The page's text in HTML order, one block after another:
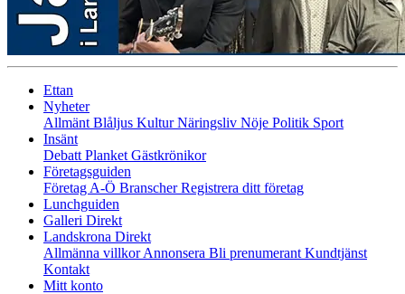
Ettan
Nyheter
Allmänt Blåljus KulturNäringsliv Nöje Politik Sport
Insänt
Debatt Planket Gästkrönikor
Företagsguiden
Företag A-Ö BranscherRegistrera ditt företag
Lunchguiden
Galleri Direkt
Landskrona Direkt
Allmänna villkorAnnonsera Bli prenumerant Kundtjänst
Kontakt
Mitt konto